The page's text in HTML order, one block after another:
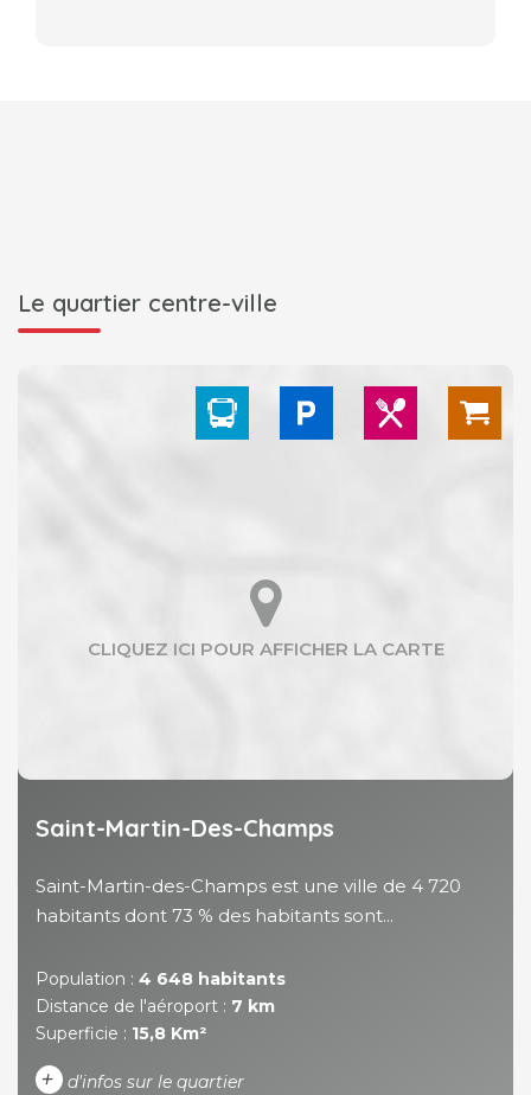
Le quartier centre-ville
Saint-Martin-Des-Champs
Saint-Martin-des-Champs est une ville de 4 720
habitants dont 73 % des habitants sont...
Population : 4 648 habitants
Distance de l'aéroport : 7 km
Superficie : 15,8 Km²
+ d'infos sur le quartier